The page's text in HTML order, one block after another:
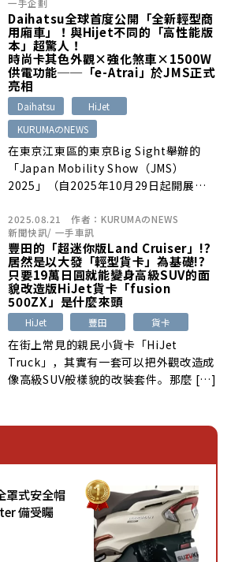
一手企劃
Daihatsu全球首度公開「全新輕型商
用廂車」！與Hijet不同的「高性能版
本」超驚人！
時尚卡其色外觀×強化煞車×1500W
供電功能──「e-Atrai」於JMS正式
亮相
Daihatsu
HiJet
KURUMAのNEWS
在東京江東區的東京Big Sight舉辦的
「Japan Mobility Show（JMS）
2025」（自2025年10月29日起開展）
2025.08.21 作者： KURUMAのNEWS
新聞快訊/ 一手車訊
豐田的「超迷你版Land Cruiser」!?
居然是以大發「輕型貨卡」為基礎!?
只要19萬日圓就能變身高級SUV的面
貌改造版HiJet貨卡「fusion
500ZX」是什麼來頭
HiJet 豐田 貨卡
在街上常見的親民小貨卡「HiJet
Truck」，其實有一套可以把外觀改造成
像高級SUV般樣貌的改裝套件。那麼 […]
罩式安全帽
備受矚
計與各項